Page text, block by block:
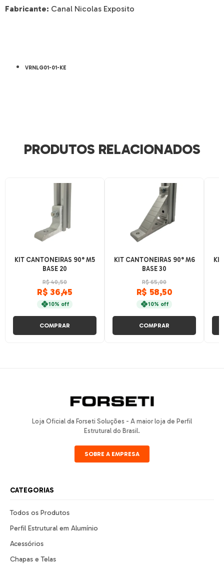
Fabricante: Canal Nicolas Exposito
VRNLG01-01-KE
PRODUTOS RELACIONADOS
KIT CANTONEIRAS 90° M5
BASE 20
R$ 40,50
R$ 36,45
10% off
COMPRAR
KIT CANTONEIRAS 90° M6
BASE 30
R$ 65,00
R$ 58,50
10% off
COMPRAR
Loja Oficial da Forseti Soluções - A maior loja de Perfil
Estrutural do Brasil.
SOBRE A EMPRESA
CATEGORIAS
Todos os Produtos
Perfil Estrutural em Alumínio
Acessórios
Chapas e Telas